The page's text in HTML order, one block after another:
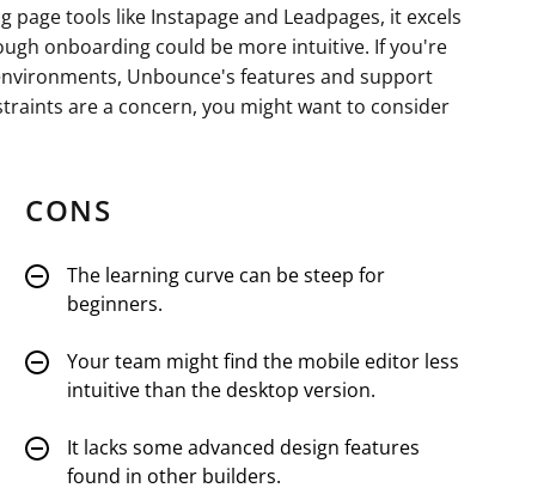
tools like Instapage and Leadpages, it excels
onboarding could be more intuitive. If you're
Unbounce's features and support
are a concern, you might want to consider
CONS
The learning curve can be steep for
beginners.
Your team might find the mobile editor less
intuitive than the desktop version.
It lacks some advanced design features
found in other builders.